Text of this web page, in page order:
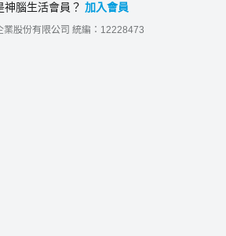
神腦生活會員？ 加入會員
業股份有限公司 統編：12228473